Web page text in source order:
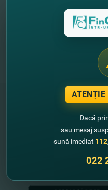
"FinComBank"
Schemei de
din
ATENȚIE
Dacă
sau mesaj
sună imediat 112
022